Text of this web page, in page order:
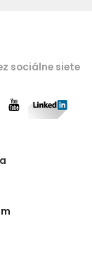
sociálne siete